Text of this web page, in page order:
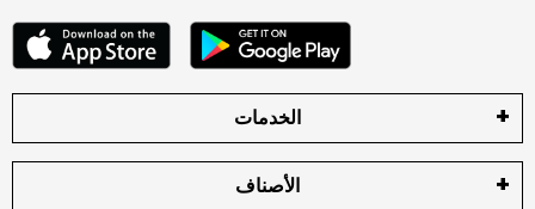
الخدمات
الأصناف